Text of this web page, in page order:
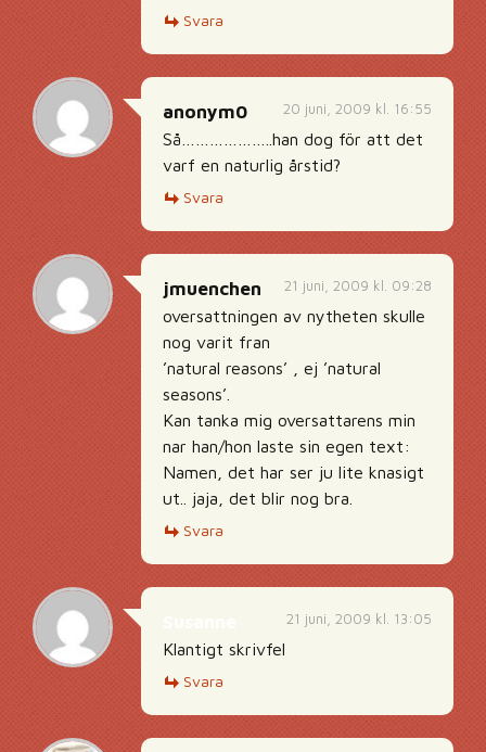
Svara
20 juni, 2009 kl. 16:55
anonym0
Så………………..han dog för att det
varf en naturlig årstid?
Svara
21 juni, 2009 kl. 09:28
jmuenchen
oversattningen av nytheten skulle
nog varit fran
’natural reasons’ , ej ’natural
seasons’.
Kan tanka mig oversattarens min
nar han/hon laste sin egen text:
Namen, det har ser ju lite knasigt
ut.. jaja, det blir nog bra.
Svara
21 juni, 2009 kl. 13:05
Klantigt skrivfel
Svara